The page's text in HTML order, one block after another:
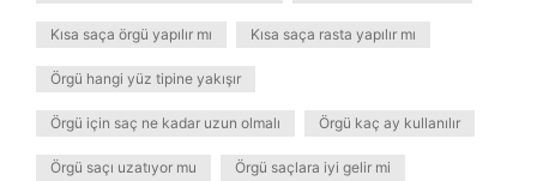
Kısa saça örgü yapılır mı Kısa saça rasta yapılır mı
Örgü hangi yüz tipine yakışır
Örgü için saç ne kadar uzun olmalı Örgü kaç ay kullanılır
Örgü saçı uzatıyor mu Örgü saçlara iyi gelir mi